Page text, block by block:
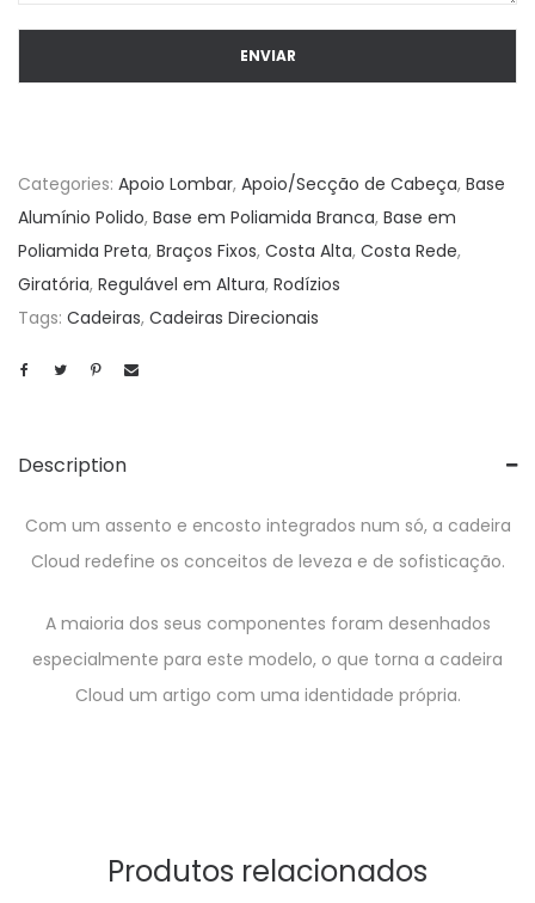
Categories: Apoio Lombar, Apoio/Secção de Cabeça, Base
Alumínio Polido, Base em Poliamida Branca, Base em
Poliamida Preta, Braços Fixos, Costa Alta, Costa Rede,
Giratória, Regulável em Altura, Rodízios
Tags: Cadeiras, Cadeiras Direcionais
Description
Com um assento e encosto integrados num só, a cadeira
Cloud redefine os conceitos de leveza e de sofisticação.
A maioria dos seus componentes foram desenhados
especialmente para este modelo, o que torna a cadeira
Cloud um artigo com uma identidade própria.
Produtos relacionados